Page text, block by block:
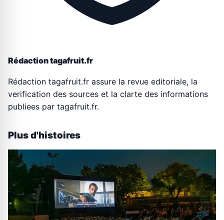
Rédaction tagafruit.fr
Rédaction tagafruit.fr assure la revue editoriale, la
verification des sources et la clarte des informations
publiees par tagafruit.fr.
Plus d'histoires